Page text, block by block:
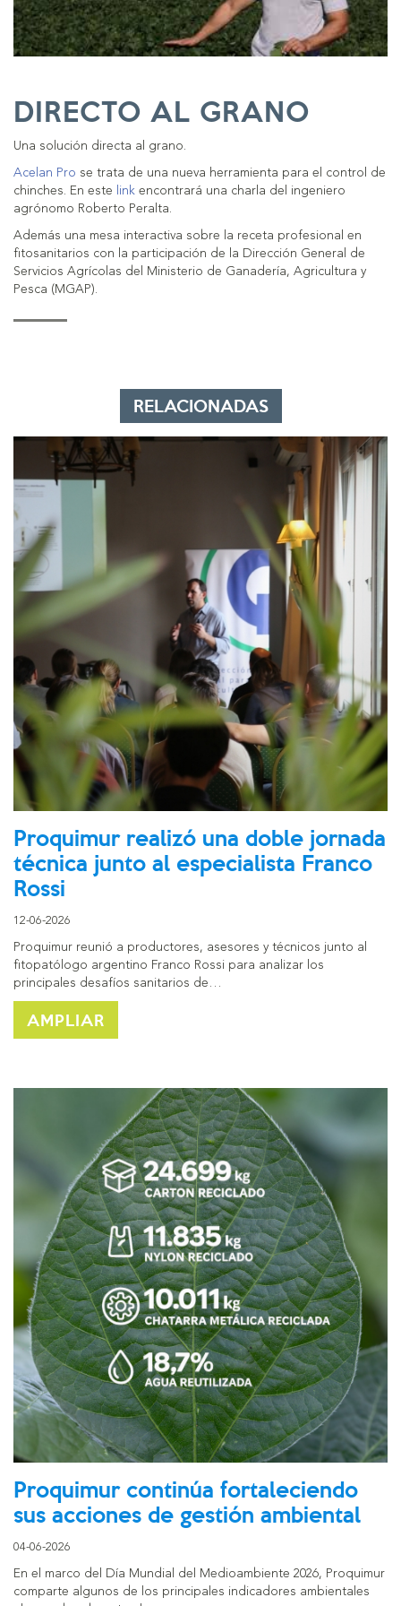
DIRECTO AL GRANO
Una solución directa al grano.
Acelan Pro se trata de una nueva herramienta para el control de
chinches. En este
link encontrará una charla del ingeniero
agrónomo Roberto Peralta.
Además una mesa interactiva sobre la receta profesional en
fitosanitarios con la participación de la Dirección General de
Servicios Agrícolas del Ministerio de Ganadería, Agricultura y
Pesca (MGAP).
RELACIONADAS
Proquimur realizó una doble jornada
técnica junto al especialista Franco
Rossi
12-06-2026
Proquimur reunió a productores, asesores y técnicos junto al
fitopatólogo argentino Franco Rossi para analizar los
principales desafíos sanitarios de…
AMPLIAR
Proquimur continúa fortaleciendo
sus acciones de gestión ambiental
04-06-2026
En el marco del Día Mundial del Medioambiente 2026, Proquimur
comparte algunos de los principales indicadores ambientales